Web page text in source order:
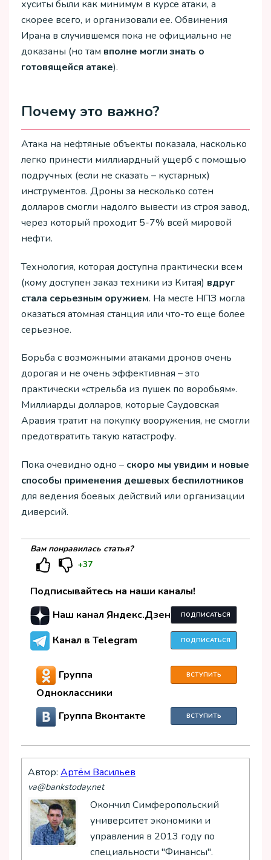
хуситы были как минимум в курсе атаки, а
скорее всего, и организовали ее. Обвинения
Ирана в случившемся пока не официально не
доказаны (но там вполне могли знать о
готовящейся атаке).
Почему это важно?
Атака на нефтяные объекты показала, насколько
легко принести миллиардный ущерб с помощью
подручных (если не сказать – кустарных)
инструментов. Дроны за несколько сотен
долларов смогли надолго вывести из строя завод,
через который проходит 5-7% всей мировой
нефти.
Технология, которая доступна практически всем
(кому доступен заказ техники из Китая) вдруг
стала серьезным оружием. На месте НПЗ могла
оказаться атомная станция или что-то еще более
серьезное.
Борьба с возможными атаками дронов очень
дорогая и не очень эффективная – это
практически «стрельба из пушек по воробьям».
Миллиарды долларов, которые Саудовская
Аравия тратит на покупку вооружения, не смогли
предотвратить такую катастрофу.
Пока очевидно одно – скоро мы увидим и новые
способы применения дешевых беспилотников
для ведения боевых действий или организации
диверсий.
Вам понравилась статья?
+37
Подписывайтесь на наши каналы!
Наш канал Яндекс.Дзен
ПОДПИСАТЬСЯ
Канал в Telegram ПОДПИСАТЬСЯ
Группа
Одноклассники
ВСТУПИТЬ
Группа Вконтакте ВСТУПИТЬ
Автор: Артём Васильев
va@bankstoday.net
Окончил Симферопольский
университет экономики и
управления в 2013 году по
специальности "Финансы".